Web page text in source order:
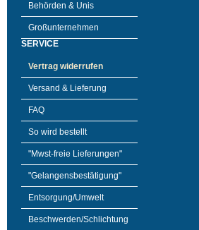
Behörden & Unis
Großunternehmen
SERVICE
Vertrag widerrufen
Versand & Lieferung
FAQ
So wird bestellt
"Mwst-freie Lieferungen"
"Gelangensbestätigung"
Entsorgung/Umwelt
Beschwerden/Schlichtung